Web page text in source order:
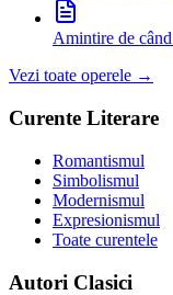
Amintire de
Vezi toate operele →
Curente Literare
Romantismul
Simbolismul
Modernismul
Expresionismul
Toate curentele
Autori Clasici